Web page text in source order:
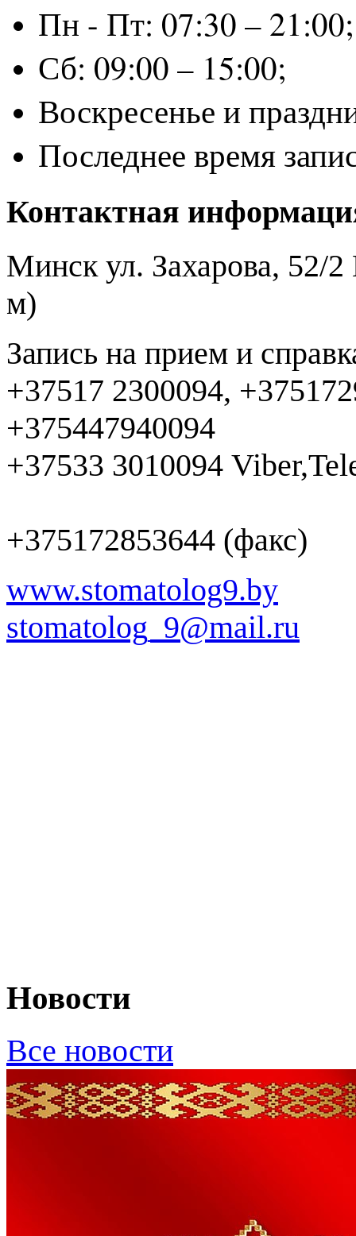
Пн - Пт: 07:30 –
Сб: 09:00 – 15:00;
Воскресенье и
Последнее время
Контактная
Минск ул. Захарова, 52/
м)
Запись на прием и
+37517 2300094,
+375447940094
+37533 3010094
+375172853644 (факс)
www.stomatolog9.by
stomatolog_9@mail.ru
Новости
Все новости